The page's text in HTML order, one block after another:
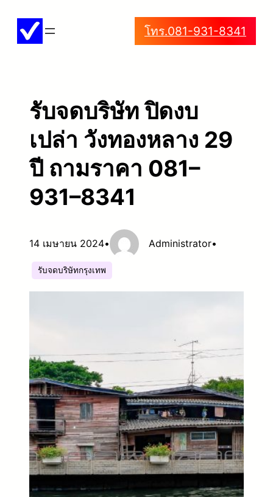
โทร.081-931-8341
รับจดบริษัท ปิดงบ
เปล่า วังทองหลาง 29
ปี ถามราคา 081–
931–8341
14 เมษายน 2024• Administrator•
รับจดบริษัทกรุงเทพ